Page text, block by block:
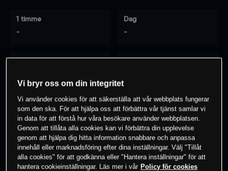
1 timme
-
Dag
-
0% av kunderna har en position i detta
instrument
Börja handla
Vi bryr oss om din integritet
Vi använder cookies för att säkerställa att vår webbplats fungerar
som den ska. För att hjälpa oss att förbättra vår tjänst samlar vi
in data för att förstå hur våra besökare använder webbplatsen.
Genom att tillåta alla cookies kan vi förbättra din upplevelse
genom att hjälpa dig hitta information snabbare och anpassa
innehåll eller marknadsföring efter dina inställningar. Välj "Tillåt
alla cookies" för att godkänna eller "Hantera inställningar" för att
hantera cookieinställningar. Läs mer i vår Policy för cookies